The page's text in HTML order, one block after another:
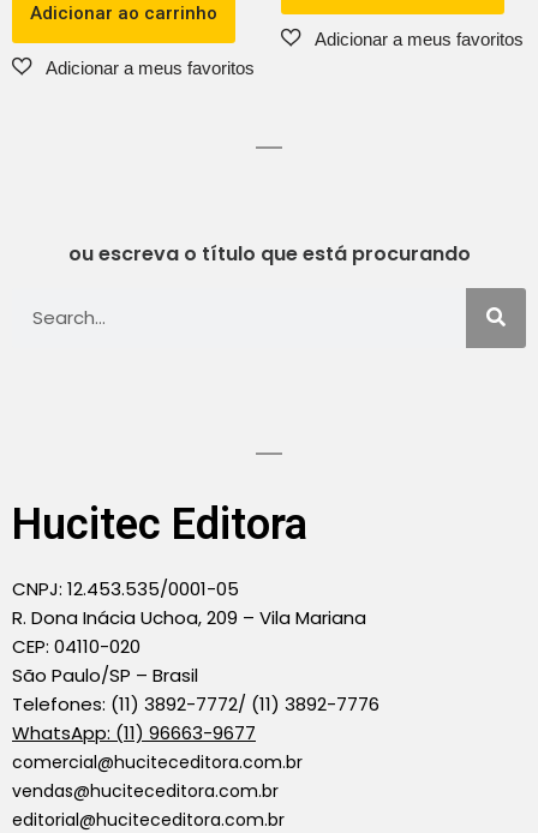
Adicionar ao carrinho
ou escreva o título que está procurando
Hucitec Editora
CNPJ: 12.453.535/0001-05
R. Dona Inácia Uchoa, 209 – Vila Mariana
CEP: 04110-020
São Paulo/SP – Brasil
Telefones: (11) 3892-7772/ (11) 3892-7776
WhatsApp: (11) 96663-9677
comercial@huciteceditora.com.br
vendas@huciteceditora.com.br
editorial@huciteceditora.com.br